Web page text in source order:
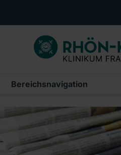
PATIENTEN & ANGEHÖRIGE
BEHANDLUNGSANGEBOT
KLINIK
UNSERE PFLEGESCHULE
Bereichsnavigation
Pressemeldungen
Archiv